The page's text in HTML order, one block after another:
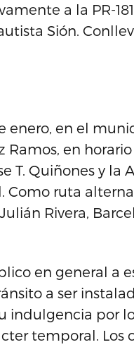
a la PR-
Sión.
enero, en el
en
T. Quiñones y la
ruta
Rivera,
en general a
a ser
indulgencia por
temporal. Los